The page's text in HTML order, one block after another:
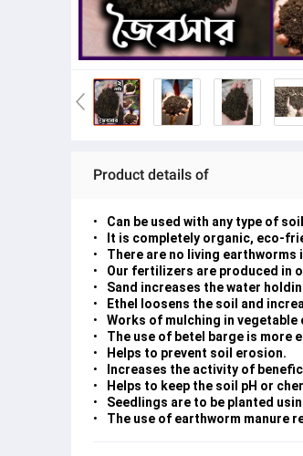
Product details of
Can be used with any type of
It is completely organic, eco-
There are no living earthworms
Our fertilizers are produced in
Sand increases the water
Ethel loosens the soil and
Works of mulching in vegetable
The use of betel barge is more
Helps to prevent soil erosion.
Increases the activity of
Helps to keep the soil pH or
Seedlings are to be planted
The use of earthworm manure